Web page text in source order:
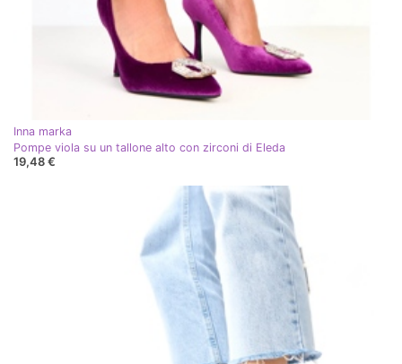
Inna marka
Pompe viola su un tallone alto con zirconi di Eleda
19,48 €